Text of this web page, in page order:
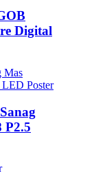
Digital
P2.5